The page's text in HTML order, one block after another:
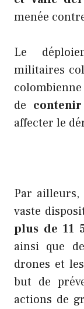
menée
Le
militaires
de
affecter le
Par ailleurs,
vaste
plus de 11
ainsi que
drones et
but de
actions de